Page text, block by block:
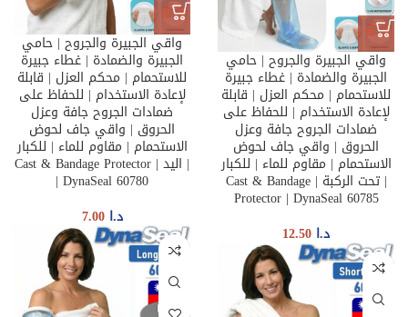
واقي الجبيرة والجروح | حامي
الجبيرة والضمادة | غطاء جبيرة
للاستحمام | محكم العزل | قابلة
لإعادة الاستخدام | للحفاظ على
ضمادات الجروح جافة وعزل
الحروق | واقي جاف لحوض
الاستحمام | مقاوم للماء | للكبار
| اليد | Cast & Bandage Protector
| DynaSeal 60780
د.ا 7.00
واقي الجبيرة والجروح | حامي
الجبيرة والضمادة | غطاء جبيرة
للاستحمام | محكم العزل | قابلة
لإعادة الاستخدام | للحفاظ على
ضمادات الجروح جافة وعزل
الحروق | واقي جاف لحوض
الاستحمام | مقاوم للماء | للكبار
| تحت الركبة | Cast & Bandage
Protector | DynaSeal 60785
د.ا 12.50